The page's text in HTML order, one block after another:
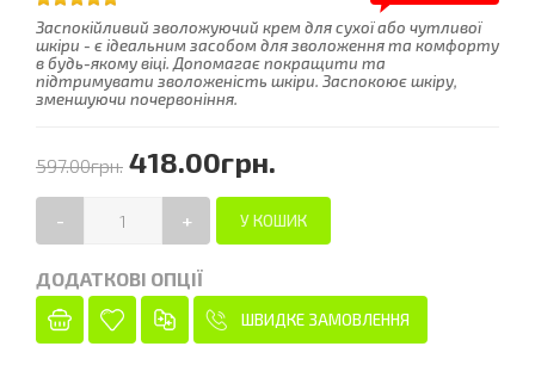
Заспокійливий зволожуючий крем для сухої або чутливої
шкіри - є ідеальним засобом для зволоження та комфорту
в будь-якому віці. Допомагає покращити та
підтримувати зволоженість шкіри. Заспокоює шкіру,
зменшуючи почервоніння.
597.00грн. 418.00грн.
- +
ДОДАТКОВІ ОПЦІЇ
ШВИДКЕ ЗАМОВЛЕННЯ